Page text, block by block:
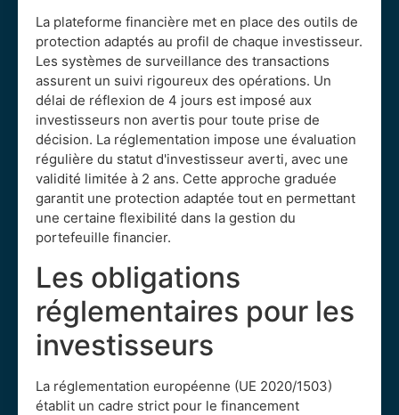
La plateforme financière met en place des outils de
protection adaptés au profil de chaque investisseur.
Les systèmes de surveillance des transactions
assurent un suivi rigoureux des opérations. Un
délai de réflexion de 4 jours est imposé aux
investisseurs non avertis pour toute prise de
décision. La réglementation impose une évaluation
régulière du statut d'investisseur averti, avec une
validité limitée à 2 ans. Cette approche graduée
garantit une protection adaptée tout en permettant
une certaine flexibilité dans la gestion du
portefeuille financier.
Les obligations
réglementaires pour les
investisseurs
La réglementation européenne (UE 2020/1503)
établit un cadre strict pour le financement